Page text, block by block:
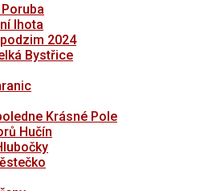
lhota
2024
Bystřice
Krásné Pole
Hučín